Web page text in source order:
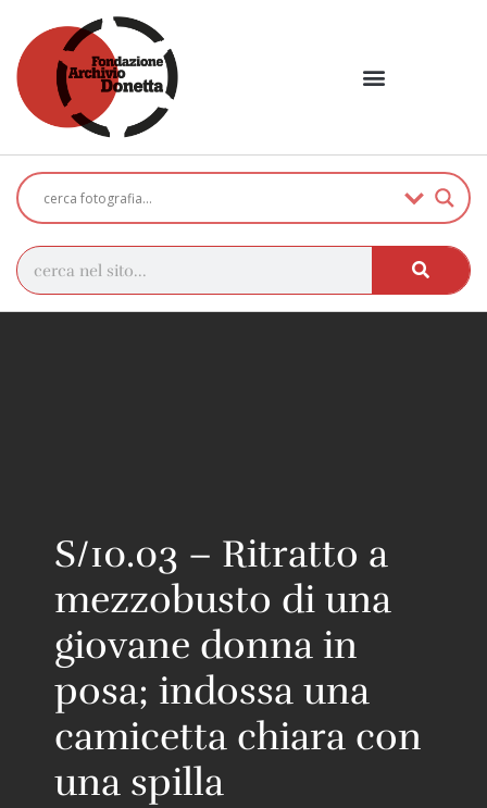
S/10.03 – Ritratto a
mezzobusto di una
giovane donna in
posa; indossa una
camicetta chiara con
una spilla